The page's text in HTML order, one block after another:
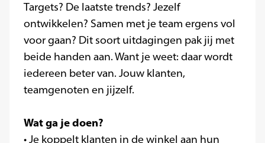
Targets? De laatste trends? Jezelf
ontwikkelen? Samen met je team ergens vol
voor gaan? Dit soort uitdagingen pak jij met
beide handen aan. Want je weet: daar wordt
iedereen beter van. Jouw klanten,
teamgenoten en jijzelf.
Wat ga je doen?
• Je koppelt klanten in de winkel aan hun